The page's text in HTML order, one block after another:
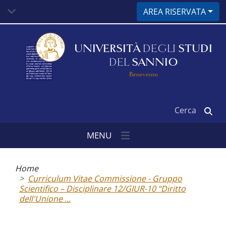
contenuto
AREA RISERVATA
UNIVERSITÀ DEGLI STUDI
DEL SANNIO
Benevento
MENU
pane
Home
Curriculum Vitae Commissione - Gruppo
Scientifico – Disciplinare 12/GIUR-10 “Diritto
dell'Unione ...